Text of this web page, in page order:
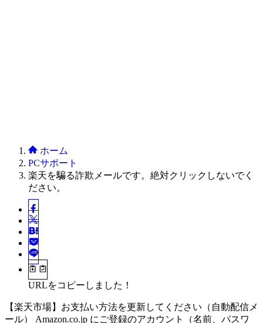
ホーム
PCサポート
楽天を騙る詐欺メールです。絶対クリックしないでく
ださい。
URLをコピーしました！
【楽天市場】お支払い方法を更新してください（自動配信メ
ール） Amazon.co.jp にご登録のアカウント（名前、パスワ